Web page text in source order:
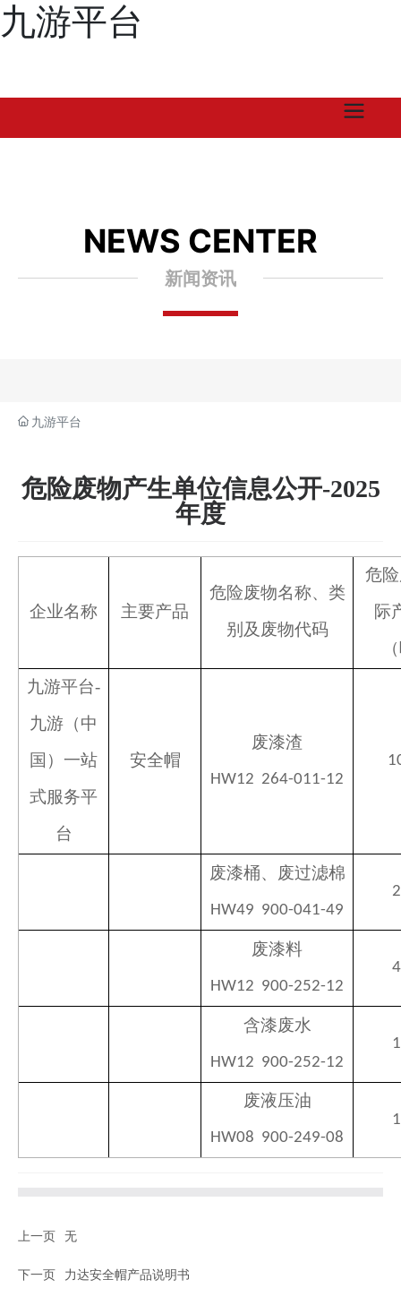
九游平台
NEWS CENTER
新闻资讯
九游平台
危险废物产生单位信息公开-2025
年度
企业名称 主要产品
危险废物名称、类
别及废物代码
危
际
九游平台-
九游（中
国）一站
式服务平
台
安全帽
废漆渣
HW12 264-011-12
废漆桶、废过滤棉
HW49 900-041-49
废漆料
HW12 900-252-12
含漆废水
HW12 900-252-12
废液压油
HW08 900-249-08
上一页 无
下一页 力达安全帽产品说明书